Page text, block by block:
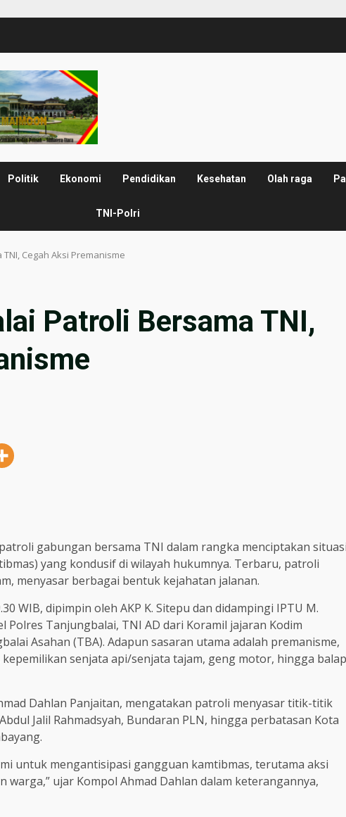
Politik Ekonomi Pendidikan Kesehatan Olah raga
TNI-Polri
Cegah Aksi Premanisme
Patroli Bersama TNI,
gabungan bersama TNI dalam rangka menciptakan
yang kondusif di wilayah hukumnya. Terbaru, patroli
menyasar berbagai bentuk kejahatan jalanan.
WIB, dipimpin oleh AKP K. Sitepu dan didampingi IPTU M.
Tanjungbalai, TNI AD dari Koramil jajaran Kodim
Asahan (TBA). Adapun sasaran utama adalah premanisme,
senjata api/senjata tajam, geng motor, hingga balap
Dahlan Panjaitan, mengatakan patroli menyasar titik-titik
Jalil Rahmadsyah, Bundaran PLN, hingga perbatasan Kota
untuk mengantisipasi gangguan kamtibmas, terutama aksi
warga,” ujar Kompol Ahmad Dahlan dalam keterangannya,